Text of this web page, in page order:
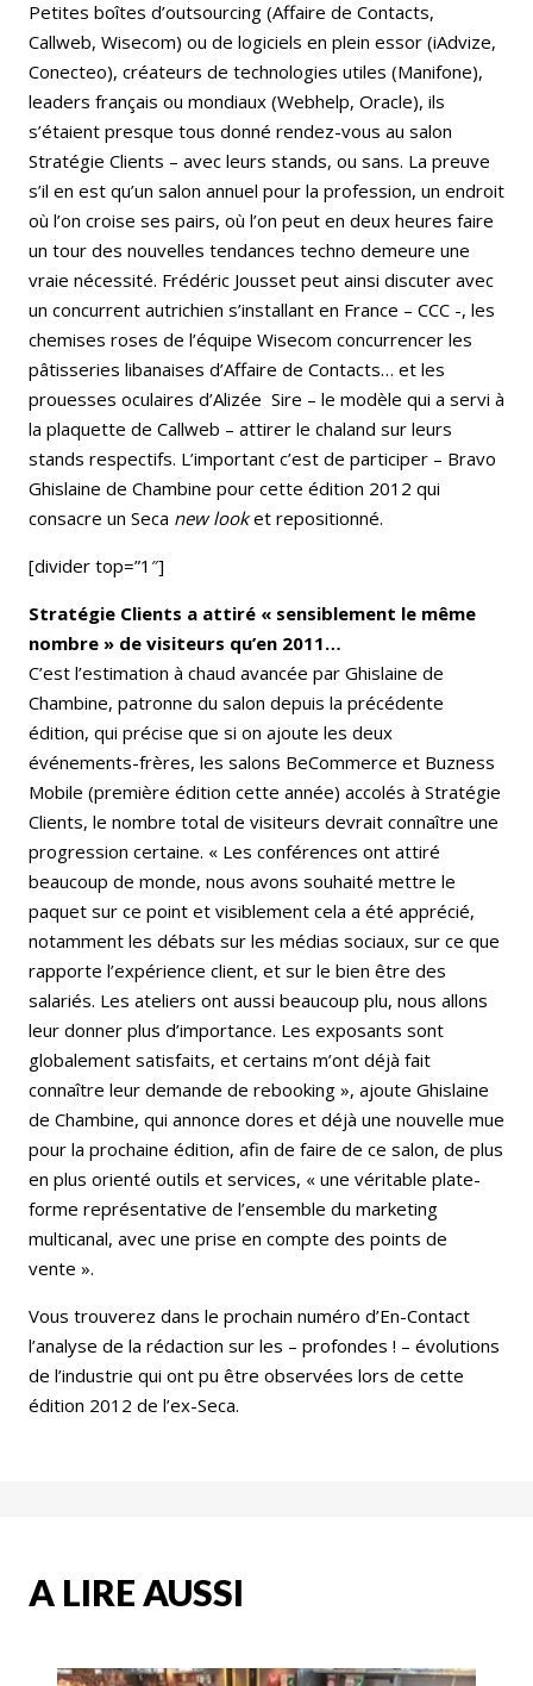
Petites boîtes d’outsourcing (Affaire de Contacts,
Callweb, Wisecom) ou de logiciels en plein essor (iAdvize,
Conecteo), créateurs de technologies utiles (Manifone),
leaders français ou mondiaux (Webhelp, Oracle), ils
s’étaient presque tous donné rendez-vous au salon
Stratégie Clients – avec leurs stands, ou sans. La preuve
s’il en est qu’un salon annuel pour la profession, un endroit
où l’on croise ses pairs, où l’on peut en deux heures faire
un tour des nouvelles tendances techno demeure une
vraie nécessité. Frédéric Jousset peut ainsi discuter avec
un concurrent autrichien s’installant en France – CCC -, les
chemises roses de l’équipe Wisecom concurrencer les
pâtisseries libanaises d’Affaire de Contacts… et les
prouesses oculaires d’Alizée Sire – le modèle qui a servi à
la plaquette de Callweb – attirer le chaland sur leurs
stands respectifs. L’important c’est de participer – Bravo
Ghislaine de Chambine pour cette édition 2012 qui
consacre un Seca new looket repositionné.
[divider top=”1″]
Stratégie Clients a attiré « sensiblement le même
nombre » de visiteurs qu’en 2011…
C’est l’estimation à chaud avancée par Ghislaine de
Chambine, patronne du salon depuis la précédente
édition, qui précise que si on ajoute les deux
événements-frères, les salons BeCommerce et Buzness
Mobile (première édition cette année) accolés à Stratégie
Clients, le nombre total de visiteurs devrait connaître une
progression certaine. « Les conférences ont attiré
beaucoup de monde, nous avons souhaité mettre le
paquet sur ce point et visiblement cela a été apprécié,
notamment les débats sur les médias sociaux, sur ce que
rapporte l’expérience client, et sur le bien être des
salariés. Les ateliers ont aussi beaucoup plu, nous allons
leur donner plus d’importance. Les exposants sont
globalement satisfaits, et certains m’ont déjà fait
connaître leur demande de rebooking », ajoute Ghislaine
de Chambine, qui annonce dores et déjà une nouvelle mue
pour la prochaine édition, afin de faire de ce salon, de plus
en plus orienté outils et services, « une véritable plate-
forme représentative de l’ensemble du marketing
multicanal, avec une prise en compte des points de
vente ».
Vous trouverez dans le prochain numéro d’En-Contact
l’analyse de la rédaction sur les – profondes ! – évolutions
de l’industrie qui ont pu être observées lors de cette
édition 2012 de l’ex-Seca.
A LIRE AUSSI